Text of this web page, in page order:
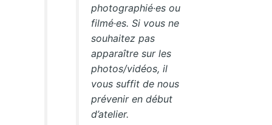
photographié·es ou
filmé·es. Si vous ne
souhaitez pas
apparaître sur les
photos/vidéos, il
vous suffit de nous
prévenir en début
d’atelier.